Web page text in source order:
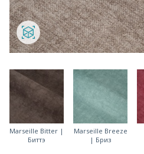
Marseille Bitter |
Биттэ
Marseille Breeze
| Бриз